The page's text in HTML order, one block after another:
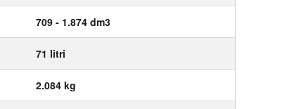
709 - 1.874 dm3
71 litri
2.084 kg